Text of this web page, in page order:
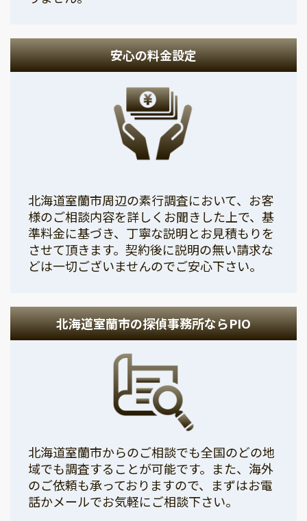
安心の料金設定
北海道室蘭市周辺の素行調査において、お客
様のご相談内容を詳しくお聞きした上で、基
準料金に基づき、丁寧な説明とお見積もりを
させて頂きます。契約後に説明の無い請求な
どは一切ございませんのでご安心下さい。
北海道室蘭市の探偵事務所ならPIO
北海道室蘭市からのご相談でも全国のどの地
域でも調査することが可能です。また、海外
のご依頼も承っておりますので、まずはお電
話かメールでお気軽にご相談下さい。